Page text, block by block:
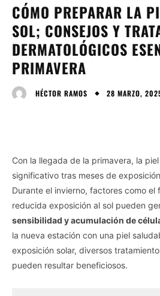
CÓMO PREPARAR LA
SOL; CONSEJOS Y
DERMATOLÓGICOS
PRIMAVERA
HÉCTOR RAMOS 28 MARZO,
Con la llegada de la primavera, la
significativo tras meses de
Durante el invierno, factores como el
reducida exposición al sol pueden
sensibilidad y acumulación de
la nueva estación con una piel
exposición solar, diversos
pueden resultar beneficiosos.